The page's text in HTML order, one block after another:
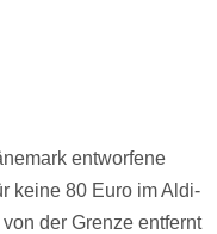
entworfene
keine 80 Euro im Aldi-
der Grenze entfernt